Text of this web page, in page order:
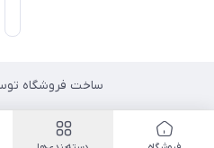
ساخت فروشگاه